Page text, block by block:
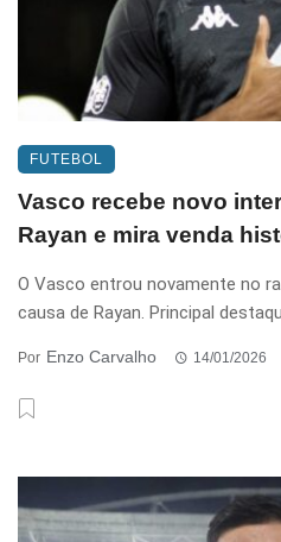
FUTEBOL
Vasco recebe novo
Rayan e mira venda
O Vasco entrou novamente no
causa de Rayan. Principal
Por Enzo Carvalho 14/01/2026